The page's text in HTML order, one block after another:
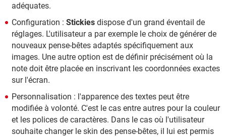
adéquates.
Configuration : Stickies dispose d'un grand éventail de
réglages. L'utilisateur a par exemple le choix de générer de
nouveaux pense-bêtes adaptés spécifiquement aux
images. Une autre option est de définir précisément où la
note doit être placée en inscrivant les coordonnées exactes
sur l'écran.
Personnalisation : l'apparence des textes peut être
modifiée à volonté. C'est le cas entre autres pour la couleur
et les polices de caractères. Dans le cas où l'utilisateur
souhaite changer le skin des pense-bêtes, il lui est permis